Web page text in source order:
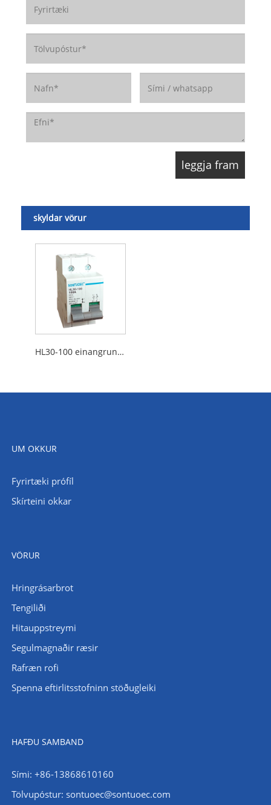
skyldar vörur
HL30-100 einangrunarrofi
UM OKKUR
Fyrirtæki prófíl
Skírteini okkar
VÖRUR
Hringrásarbrot
Tengiliði
Hitauppstreymi
Segulmagnaðir ræsir
Rafræn rofi
Spenna eftirlitsstofninn stöðugleiki
HAFÐU SAMBAND
Sími: +86-13868610160
Tölvupóstur: sontuoec@sontuoec.com